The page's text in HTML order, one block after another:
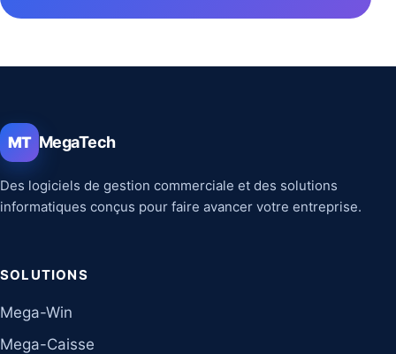
MT MegaTech
Des logiciels de gestion commerciale et des solutions
informatiques conçus pour faire avancer votre entreprise.
SOLUTIONS
Mega-Win
Mega-Caisse